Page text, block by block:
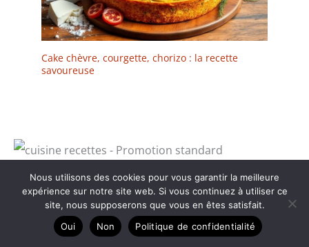
Cake chèvre, courgette, chorizo : la recette
savoureuse
Dans la catégorie Recettes salées
Nous utilisons des cookies pour vous garantir la meilleure
expérience sur notre site web. Si vous continuez à utiliser ce
site, nous supposerons que vous en êtes satisfait.
Oui
Non Politique de confidentialité